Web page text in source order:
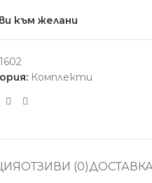
към желани
Комплекти
ОТЗИВИ (0)